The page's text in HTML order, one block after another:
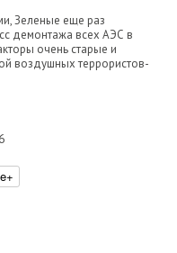
Зеленые еще раз
демонтажа всех АЭС в
очень старые и
воздушных террористов-